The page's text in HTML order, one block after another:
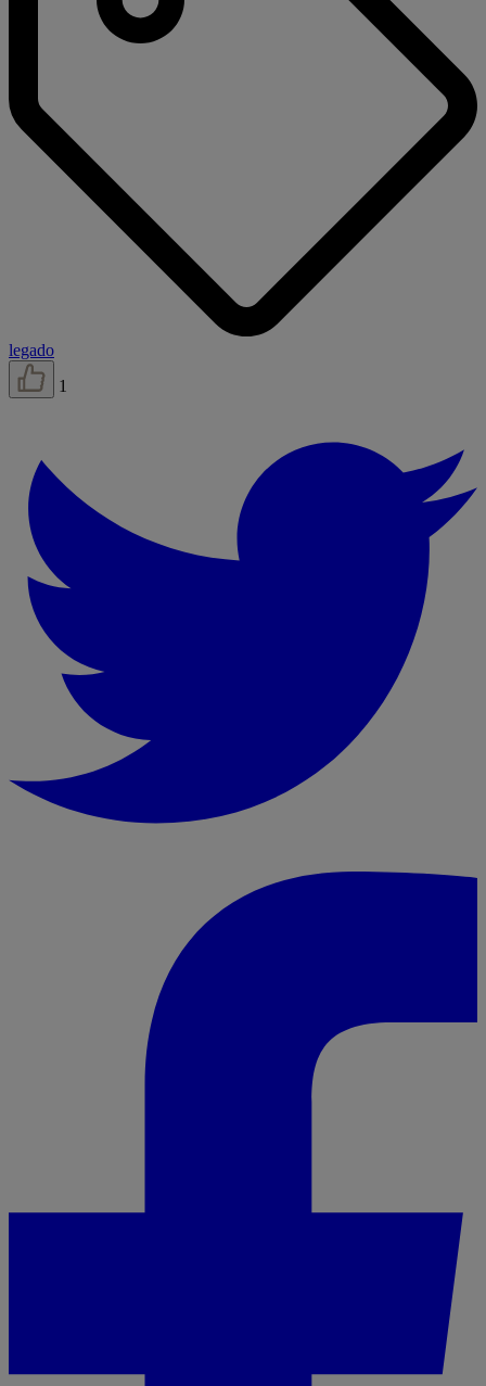
legado
1